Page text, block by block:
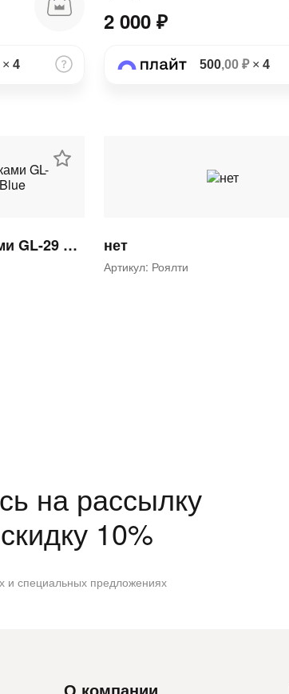
× 4
2 000 ₽
500,00 ₽× 4
Вешалка с прищепками GL-29 с таргеткой Button Blue нет
Артикул: Роялти
на рассылку
10%
и специальных предложениях